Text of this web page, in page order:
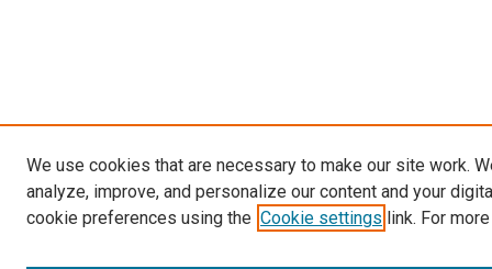
We use cookies that are necessary to make our site work.
analyze, improve, and personalize our content and your
cookie preferences using the Cookie settings link. For